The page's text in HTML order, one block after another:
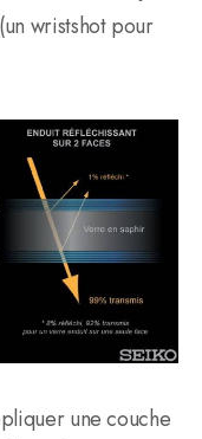
wristshot pour
une couche